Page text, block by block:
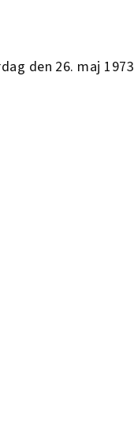
den 26. maj 1973